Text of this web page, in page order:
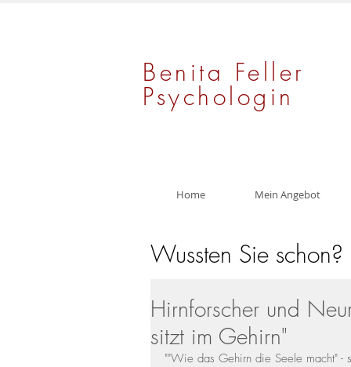
Benita Feller
Psychologin
Home Mein Angebot
Wussten Sie schon?
Hirnforscher und
sitzt im Gehirn"
""Wie das Gehirn die Seele macht" -